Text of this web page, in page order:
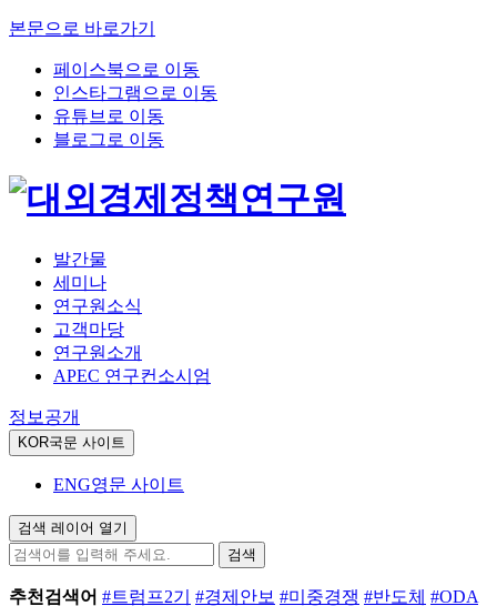
본문으로 바로가기
페이스북으로 이동
인스타그램으로 이동
유튜브로 이동
블로그로 이동
발간물
세미나
연구원소식
고객마당
연구원소개
APEC 연구컨소시엄
정보공개
KOR국문 사이트
ENG영문 사이트
검색 레이어 열기
검색
추천검색어 #트럼프2기 #경제안보 #미중경쟁 #반도체 #ODA